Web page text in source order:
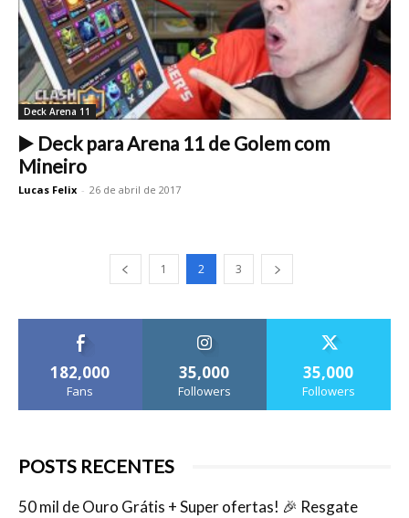
Deck Arena 11
▶️ Deck para Arena 11 de Golem com
Mineiro
Lucas Felix - 26 de abril de 2017
1 2 3
182,000
Fans
35,000
Followers
35,000
Followers
POSTS RECENTES
50 mil de Ouro Grátis + Super ofertas! 🎉 Resgate